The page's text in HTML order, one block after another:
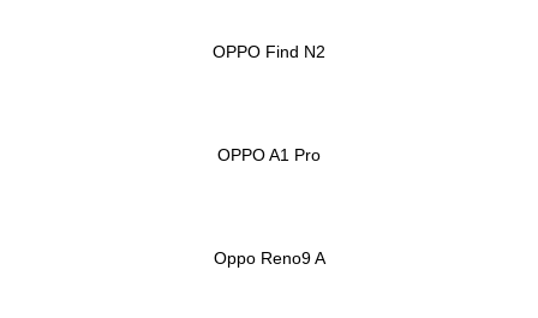
OPPO Find N2
OPPO A1 Pro
Oppo Reno9 A